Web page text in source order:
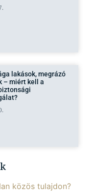
lakások, megrázó
– miért kell a
közös tulajdon?